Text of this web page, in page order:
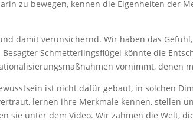
zu bewegen, kennen die Eigenheiten der
damit verunsichernd. Wir haben das
Schmetterlingsflügel könnte die
vornimmt, denen
ist nicht dafür gebaut, in solchen
lernen ihre Merkmale kennen, stellen
sie unter dem Video. Wir zähmen die Welt,